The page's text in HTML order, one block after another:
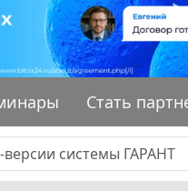
Стать